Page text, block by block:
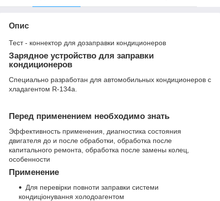
Опис
Тест - коннектор для дозаправки кондиционеров
Зарядное устройство для заправки
кондиционеров
Специально разработан для автомобильных кондиционеров с
хладагентом R-134a.
Перед применением необходимо знать
Эффективность применения, диагностика состояния
двигателя до и после обработки, обработка после
капитального ремонта, обработка после замены колец,
особенности
Применение
Для перевірки повноти заправки системи
кондиціонування холодоагентом